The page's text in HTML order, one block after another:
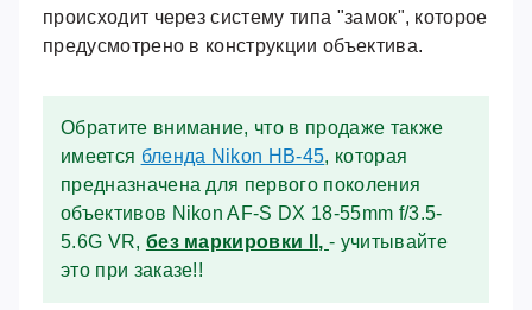
происходит через систему типа "замок", которое
предусмотрено в конструкции объектива.
Обратите внимание, что в продаже также
имеется бленда Nikon HB-45, которая
предназначена для первого поколения
объективов Nikon AF-S DX 18-55mm f/3.5-
5.6G VR, без маркировки II, - учитывайте
это при заказе!!